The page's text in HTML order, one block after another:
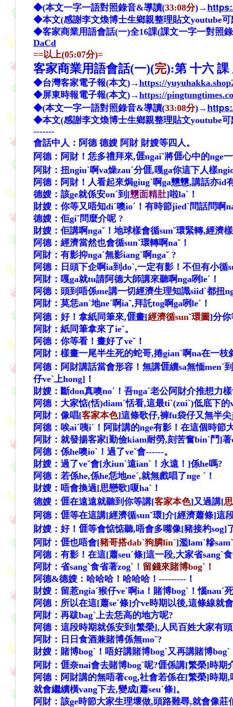
◆(本文一字一語對照錄音&導讀(33:08分)→
◆本文(感謝李文煥博士生鄉親整理貼文youtube可
◆客家商業用語會話(一)全16課(課文一字一對照
DaCd
==以上(05:07分)=
客家商業用語會話(一)(完):第 十六
◆台灣客家電子報(本文)→https://
◆屏東時報電子報(本文)→https://
◆(本文一字一語對照錄音&導讀(33:08分)→
◆本文(感謝李文煥博士生鄉親整理貼文youtube可
-------
會話中人：阿德 德嫂 阿財 財嫂等四人。
阿德：阿財！恁多禮拜來,𠊎ngaiˇ將𠊎心中的nge
阿財：扭ngiuˋ啊va燥zauˊ分𠊎,嘎ga你這下人樣
阿德：阿財！人看起來焗giugˋ啊ga戇戇,講話亦id
德嫂：該ge就係安onˊ到[戇面精肚]啦laˋ ！
財嫂：你等又唔知diˊ噢ioˊ！有時節jiedˋ問話問啊
德嫂：佢giˇ問麼介呢 ?
財嫂：佢講啊ngaˇ！地球樣會循sunˇ環緊轉,經濟
阿德：經濟當然也會循sunˇ環轉啊naˇ！
阿財：有影抑ngaˊ無影iangˋ啊ngaˇ ?
阿德：日頭下企啊ia到doˋ,一定有影！不但有小循
阿財：嘎ga就tu請阿德大師講來聽啊nga咧leˊ！
阿德：頭到唔係me講一切經濟生理知識siidˋ都扭
阿財：莫恁anˋ地neˊ啊iaˇ,拜託tog啊ga咧leˊ！
阿德：好！拿紙同筆來,𠊎畫[經濟循sunˇ環圖]分你
阿財：紙同筆拿來了ieˇ。
阿德：你等看！畫好了veˇ！
阿財：樣畫一尾半生死的蛇哥,捲gianˋ啊na在一枝
阿德：阿財講話當會形容！無講𠊎續sa無愐menˋ
仔veˋ上hong]！
財嫂：斷don真噢noˊ！吾ngaˊ老公阿財介推想力樣
阿德：大家惦(恬)diamˊ恬看,這最tiˋ(zuiˋ)低底下
阿財：像唱[客家本色]這條歌仔,褲fu袋仔又無半尖
阿德：唉aiˊ咦iˊ！阿財講的nge有影！在這個時節
阿財：就發揚客家[勤儉kiam耐勞,刻苦奮binˋ 鬥]
阿德：係he噢ioˋ ！過了veˇ會------。
財嫂：過了veˇ會[永iunˋ遠ianˋ！永遠！]係he嗎?
阿德：若係he,係he恁地neˊ,就無戲唱了nge ˊ！
財嫂：唔會換過[思戀歌]嗄haˋ！
德嫂： 𠊎在遠遠就聽到你等講[客家本色]又過講[
阿德： 𠊎等在這講[經濟循sunˇ環]介[經濟蕭條]這
財嫂：好！ 𠊎等會惦惦聽,唔會多嘴像[豬接杓sog]了
阿財： 𠊎也唔會[豬哥搭dabˋ狗膦linˋ]濫lamˋ糝
阿德：有影！在這[蕭seuˊ條]這一段,大家省sangˋ
阿財： 省sangˋ食省著zogˋ ！ 留錢來賭博bogˋ！
阿德&德嫂：哈哈哈！哈哈哈！---------！
財嫂：留惹ngiaˊ猴仔veˋ啊ia！賭博bogˋ！惱nauˊ死
阿德：所以在這[蕭seˊ條]介ve時期以後,這條線就
阿財：再跋bagˋ上去恁高的地方呢?
阿德：這段時期就係安到[繁榮],人民百姓大家有
阿財：日日食酒兼賭博係無moˇ?
財嫂：賭博bogˋ！唔好講賭博bogˋ又再講賭博bogˋ
阿財： 𠊎奈nai會去賭博bogˋ呢?𠊎係講[繁榮]時期
阿德：阿財講的無唔著cog,社會若係在[繁榮]時
就會繼續橫vang下去,變成[蕭seuˊ條]。
阿財：該ge時節大家生理壞做,頭路難尋,就會像莊